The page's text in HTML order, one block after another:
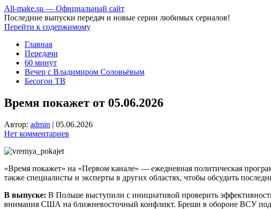
All-make.su — Официальный сайт
Последние выпуски передач и новые серии любимых сериалов!
Перейти к содержимому
Главная
Передачи
60 минут
Вечер с Владимиром Соловьёвым
Бесогон ТВ
Время покажет от 05.06.2026
Автор: admin | 05.06.2026
Нет комментариев
«Время покажет» на «Первом канале» — ежедневная политическая
также специалисты и эксперты в других областях, чтобы обсудить
В выпуске: В Польше выступили с инициативой проверить
внимания США на ближневосточный конфликт. Бреши в обороне ВСУ под